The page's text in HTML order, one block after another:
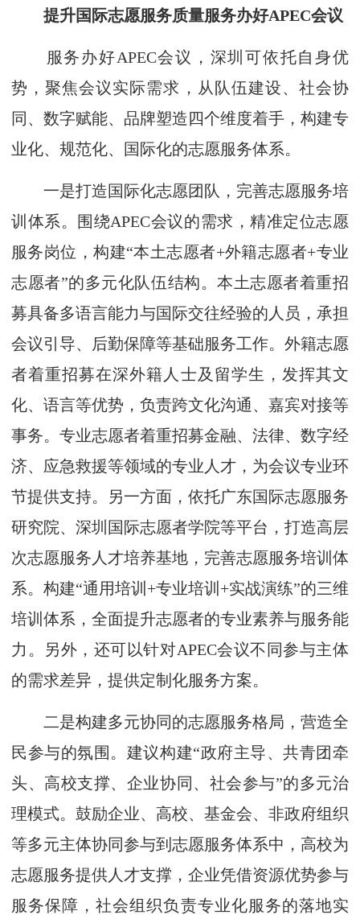
提升国际志愿服务质量服务办好APEC会议
服务办好APEC会议，深圳可依托自身优
势，聚焦会议实际需求，从队伍建设、社会协
同、数字赋能、品牌塑造四个维度着手，构建专
业化、规范化、国际化的志愿服务体系。
一是打造国际化志愿团队，完善志愿服务培
训体系。围绕APEC会议的需求，精准定位志愿
服务岗位，构建“本土志愿者+外籍志愿者+专业
志愿者”的多元化队伍结构。本土志愿者着重招
募具备多语言能力与国际交往经验的人员，承担
会议引导、后勤保障等基础服务工作。外籍志愿
者着重招募在深外籍人士及留学生，发挥其文
化、语言等优势，负责跨文化沟通、嘉宾对接等
事务。专业志愿者着重招募金融、法律、数字经
济、应急救援等领域的专业人才，为会议专业环
节提供支持。另一方面，依托广东国际志愿服务
研究院、深圳国际志愿者学院等平台，打造高层
次志愿服务人才培养基地，完善志愿服务培训体
系。构建“通用培训+专业培训+实战演练”的三维
培训体系，全面提升志愿者的专业素养与服务能
力。另外，还可以针对APEC会议不同参与主体
的需求差异，提供定制化服务方案。
二是构建多元协同的志愿服务格局，营造全
民参与的氛围。建议构建“政府主导、共青团牵
头、高校支撑、企业协同、社会参与”的多元治
理模式。鼓励企业、高校、基金会、非政府组织
等多元主体协同参与到志愿服务体系中，高校为
志愿服务提供人才支撑，企业凭借资源优势参与
服务保障，社会组织负责专业化服务的落地实